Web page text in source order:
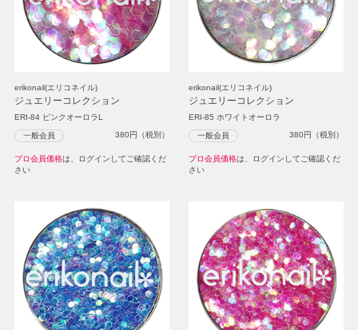
erikonail(エリコネイル)
ジュエリーコレクション
ERI-84 ピンクオーロラL
一般会員 380円（税別）
プロ会員価格は、ログインしてご確認くだ
さい
erikonail(エリコネイル)
ジュエリーコレクション
ERI-85 ホワイトオーロラ
一般会員 380円（税別）
プロ会員価格は、ログインしてご確認くだ
さい